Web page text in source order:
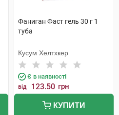
Фаниган Фаст гель 30 г 1
туба
Кусум Хелтхкер
Є в наявності
від 123.50 грн
КУПИТИ